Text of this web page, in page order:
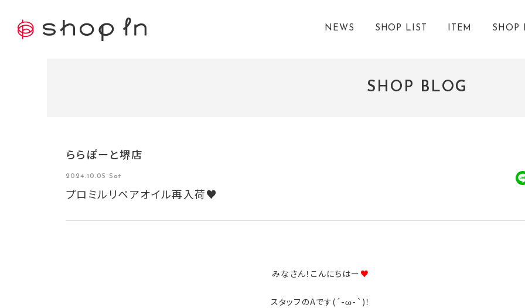
NEWS SHOP LIST ITEM SHOP
SHOP BLOG
ららぽーと堺店
2024.10.05 Sat
プロミルリペアオイル再入荷♥
みなさん！こんにちはー ♥
スタッフのAです(´-ω-`)！